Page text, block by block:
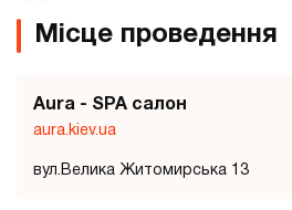
Місце проведення
Aura - SPA салон
aura.kiev.ua
вул.Велика Житомирська 13